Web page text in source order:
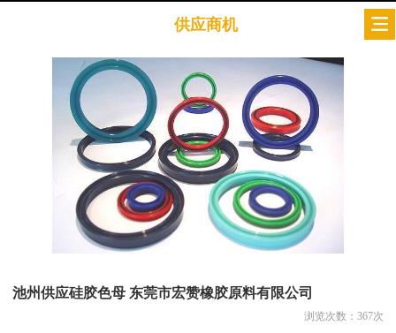
供应商机
池州供应硅胶色母 东莞市宏赞橡胶原料有限公司
浏览次数： 367次